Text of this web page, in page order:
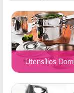
Utensílios